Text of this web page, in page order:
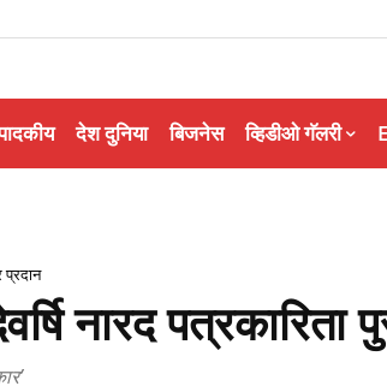
देश दुनिया बिजनेस व्हिडीओ गॅलरी
प्रदान
नारद पत्रकारिता